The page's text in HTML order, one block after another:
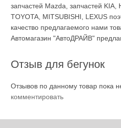
запчастей Mazda, запчастей KIA,
TOYOTA, MITSUBISHI, LEXUS
качество предлагаемого нами
Автомагазин "АвтоДРАЙВ"
Отзыв для бегунок
Отзывов по данному товар пока
комментировать